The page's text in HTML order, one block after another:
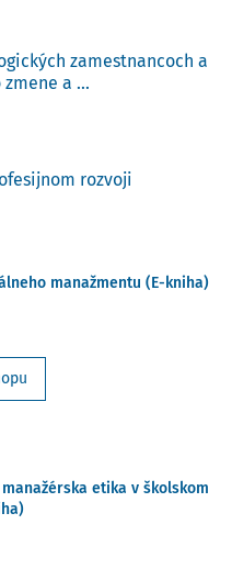
zamestnancoch a
a ...
rozvoji
manažmentu (E-kniha)
etika v školskom